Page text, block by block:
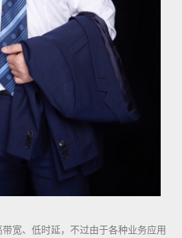
宽、低时延，不过由于各种业务应用